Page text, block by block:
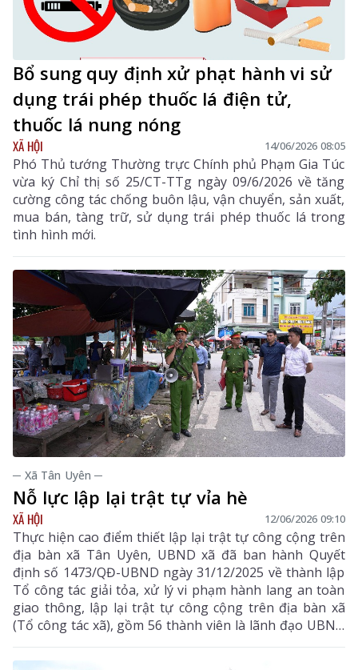
Bổ sung quy định xử phạt hành vi sử
dụng trái phép thuốc lá điện tử,
thuốc lá nung nóng
XÃ HỘI 14/06/2026 08:05
Phó Thủ tướng Thường trực Chính phủ Phạm Gia Túc
vừa ký Chỉ thị số 25/CT-TTg ngày 09/6/2026 về tăng
cường công tác chống buôn lậu, vận chuyển, sản xuất,
mua bán, tàng trữ, sử dụng trái phép thuốc lá trong
tình hình mới.
─ Xã Tân Uyên ─
Nỗ lực lập lại trật tự vỉa hè
XÃ HỘI 12/06/2026 09:10
Thực hiện cao điểm thiết lập lại trật tự công cộng trên
địa bàn xã Tân Uyên, UBND xã đã ban hành Quyết
định số 1473/QĐ-UBND ngày 31/12/2025 về thành lập
Tổ công tác giải tỏa, xử lý vi phạm hành lang an toàn
giao thông, lập lại trật tự công cộng trên địa bàn xã
(Tổ công tác xã), gồm 56 thành viên là lãnh đạo UBND
xã, phòng chuyên môn, công an xã, tổ an ninh cơ sở
và trưởng các thôn, bản.